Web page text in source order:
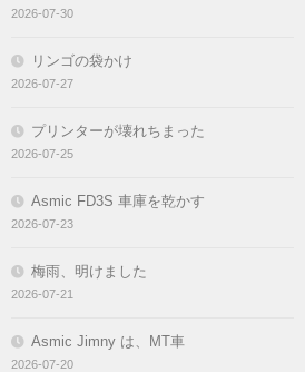
2026-07-30
リンゴの袋かけ
2026-07-27
プリンターが壊れちまった
2026-07-25
Asmic FD3S 車庫を乾かす
2026-07-23
梅雨、明けました
2026-07-21
Asmic Jimny は、MT車
2026-07-20